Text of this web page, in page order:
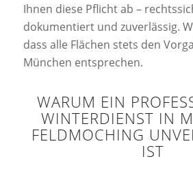
Ihnen diese Pflicht ab –
dokumentiert und zuverlässig.
dass alle Flächen stets den
München entsprechen.
WARUM EIN
WINTERDIENST IN
FELDMOCHING
IST